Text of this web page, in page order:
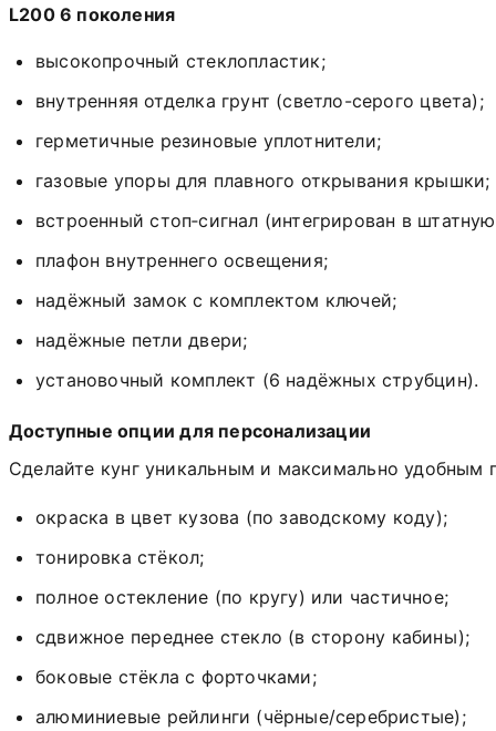
L200 6 поколения
высокопрочный стеклопластик;
внутренняя отделка грунт (светло-серого цвета);
герметичные резиновые уплотнители;
газовые упоры для плавного открывания крышки;
встроенный стоп‑сигнал (интегрирован вштатную
плафон внутреннего освещения;
надёжный замок с комплектом ключей;
надёжные петли двери;
установочный комплект (6 надёжных струбцин).
Доступные опции дляперсонализации
Сделайте кунгуникальным и максимально удобным
окраска вцвет кузова (по заводскому коду);
тонировка стёкол;
полное остекление (по кругу) или частичное;
сдвижное переднее стекло (в сторону кабины);
боковые стёкла с форточками;
алюминиевые рейлинги (чёрные/серебристые);